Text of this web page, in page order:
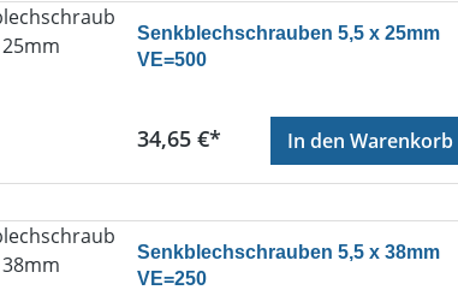
Senkblechschrauben 5,5 x 25mm
VE=500
Regulärer Preis:
34,65 €* In den Warenkorb
Senkblechschrauben 5,5 x 38mm
VE=250